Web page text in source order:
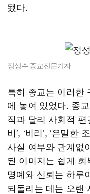
됐다.
정성수 종교전문기자
특히 종교는 이러한
에 놓여 있었다. 종
직과 달리 사회적 편
비’, ‘비리’, ‘은밀한
사실 여부와 관계없
된 이미지는 쉽게
명예와 신뢰는 하루
되돌리는 데는 오랜